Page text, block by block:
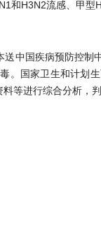
和H3N2流感、甲型
中国疾病预防控制
。国家卫生和计划
等进行综合分析，